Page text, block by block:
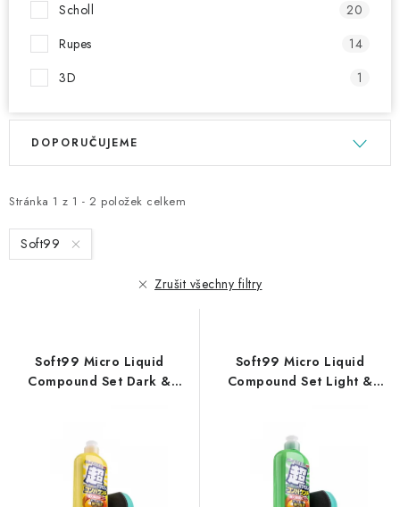
Scholl
20
Rupes
14
3D
1
V
i
s
p
Stránka 1 z 1 - 2 položek celkem
Ř
e
n
í
DOPORUČUJEME
Soft99
Zrušit všechny filtry
Soft99 Micro Liquid
Compound Set Dark &
Soft99 Micro Liquid
Compound Set Light &